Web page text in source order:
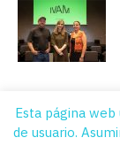
Quiénes Somos
Esta página
de usuario.